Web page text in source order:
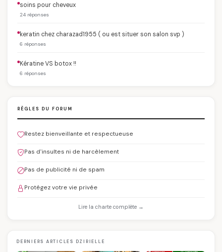
soins pour cheveux
24 réponses
keratin chez charazad1955 ( ou est situer son salon svp )
6 réponses
Kératine VS botox !!
6 réponses
RÈGLES DU FORUM
Restez bienveillante et respectueuse
Pas d'insultes ni de harcèlement
Pas de publicité ni de spam
Protégez votre vie privée
Lire la charte complète →
DERNIERS ARTICLES DZIRIELLE